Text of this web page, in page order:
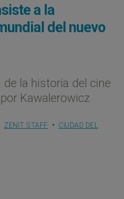
a la
del nuevo
de la historia del cine
Kawalerowicz
ZENIT STAFF
CIUDAD DEL